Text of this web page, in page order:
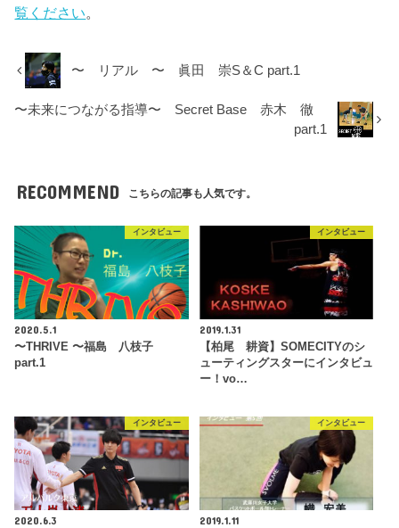
覧ください。
〜 リアル 〜 眞田 崇S＆C part.1
〜未来につながる指導〜 Secret Base 赤木 徹
part.1
RECOMMEND こちらの記事も人気です。
インタビュー
2020.5.1
〜THRIVE 〜福島 八枝子
part.1
インタビュー
2019.1.31
【柏尾 耕資】SOMECITYのシ
ューティングスターにインタビュ
ー！vo…
インタビュー
2020.6.3
インタビュー
2019.1.11